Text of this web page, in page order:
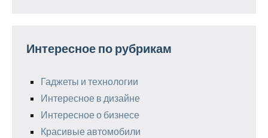
Интересное по рубрикам
Гаджеты и технологии
Интересное в дизайне
Интересное о бизнесе
Красивые автомобили